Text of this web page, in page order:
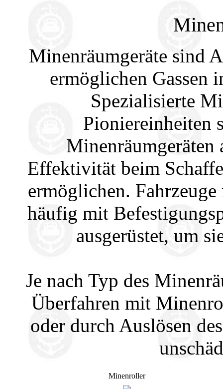
Minenräumgeräte sind
ermöglichen Gassen
Spezialisierte
Pioniereinheiten
Minenräumgeräten
Effektivität beim
ermöglichen.
häufig mit
ausgerüstet, um
Je nach Typ des
Überfahren mit
oder durch Auslösen
Minenroller